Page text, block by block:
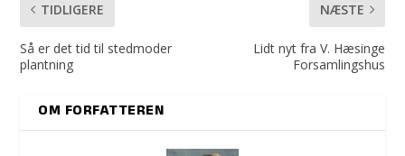
TIDLIGERE
Så er det tid til stedmoder
plantning
NÆSTE
Lidt nyt fra V. Hæsinge
Forsamlingshus
OM FORFATTEREN